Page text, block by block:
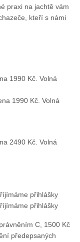
praxi na jachtě vám
kteří s námi
1990 Kč. Volná
1990 Kč. Volná
2490 Kč. Volná
přihlášky
přihlášky
C, 1500 Kč
předepsaných